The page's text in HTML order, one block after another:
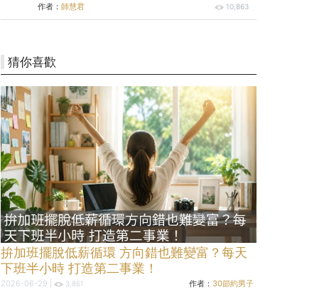
作者： 師慧君 10,863
猜你喜歡
拚加班擺脫低薪循環 方向錯也難變富？每天
下班半小時 打造第二事業！
2026-06-29 | 3,861 作者： 30節約男子